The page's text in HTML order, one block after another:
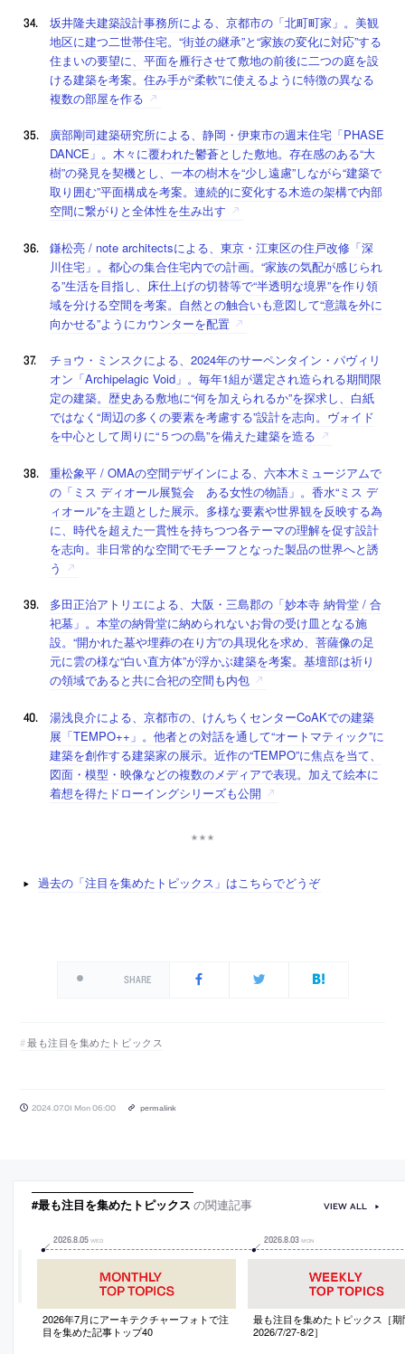
坂井隆夫建築設計事務所による、京都市の「北町町家」。美観
地区に建つ二世帯住宅。“街並の継承”と“家族の変化に対応”する
住まいの要望に、平面を雁行させて敷地の前後に二つの庭を設
ける建築を考案。住み手が“柔軟”に使えるように特徴の異なる
複数の部屋を作る
廣部剛司建築研究所による、静岡・伊東市の週末住宅「PHASE
DANCE」。木々に覆われた鬱蒼とした敷地。存在感のある“大
樹”の発見を契機とし、一本の樹木を“少し遠慮”しながら“建築で
取り囲む”平面構成を考案。連続的に変化する木造の架構で内部
空間に繋がりと全体性を生み出す
鎌松亮 / note architectsによる、東京・江東区の住戸改修「深
川住宅」。都心の集合住宅内での計画。“家族の気配が感じられ
る”生活を目指し、床仕上げの切替等で“半透明な境界”を作り領
域を分ける空間を考案。自然との触合いも意図して“意識を外に
向かせる”ようにカウンターを配置
チョウ・ミンスクによる、2024年のサーペンタイン・パヴィリ
オン「Archipelagic Void」。毎年1組が選定され造られる期間限
定の建築。歴史ある敷地に“何を加えられるか”を探求し、白紙
ではなく“周辺の多くの要素を考慮する”設計を志向。ヴォイド
を中心として周りに“５つの島”を備えた建築を造る
重松象平 / OMAの空間デザインによる、六本木ミュージアムで
の「ミス ディオール展覧会 ある女性の物語」。香水“ミス デ
ィオール”を主題とした展示。多様な要素や世界観を反映する為
に、時代を超えた一貫性を持ちつつ各テーマの理解を促す設計
を志向。非日常的な空間でモチーフとなった製品の世界へと誘
う
多田正治アトリエによる、大阪・三島郡の「妙本寺 納骨堂 / 合
祀墓」。本堂の納骨堂に納められないお骨の受け皿となる施
設。“開かれた墓や埋葬の在り方”の具現化を求め、菩薩像の足
元に雲の様な“白い直方体”が浮かぶ建築を考案。基壇部は祈り
の領域であると共に合祀の空間も内包
湯浅良介による、京都市の、けんちくセンターCoAKでの建築
展「TEMPO++」。他者との対話を通して“オートマティック”に
建築を創作する建築家の展示。近作の“TEMPO”に焦点を当て、
図面・模型・映像などの複数のメディアで表現。加えて絵本に
着想を得たドローイングシリーズも公開
過去の「注目を集めたトピックス」はこちらでどうぞ
SHARE
最も注目を集めたトピックス
2024.07.01 Mon 06:00 permalink
#最も注目を集めたトピックス の関連記事
2026.8.05 WED
2026年7月にアーキテクチャーフォトで注
目を集めた記事トップ40
2026.8.03 MON
最も注目を集めたトピックス［期
2026/7/27-8/2］
VIEW ALL